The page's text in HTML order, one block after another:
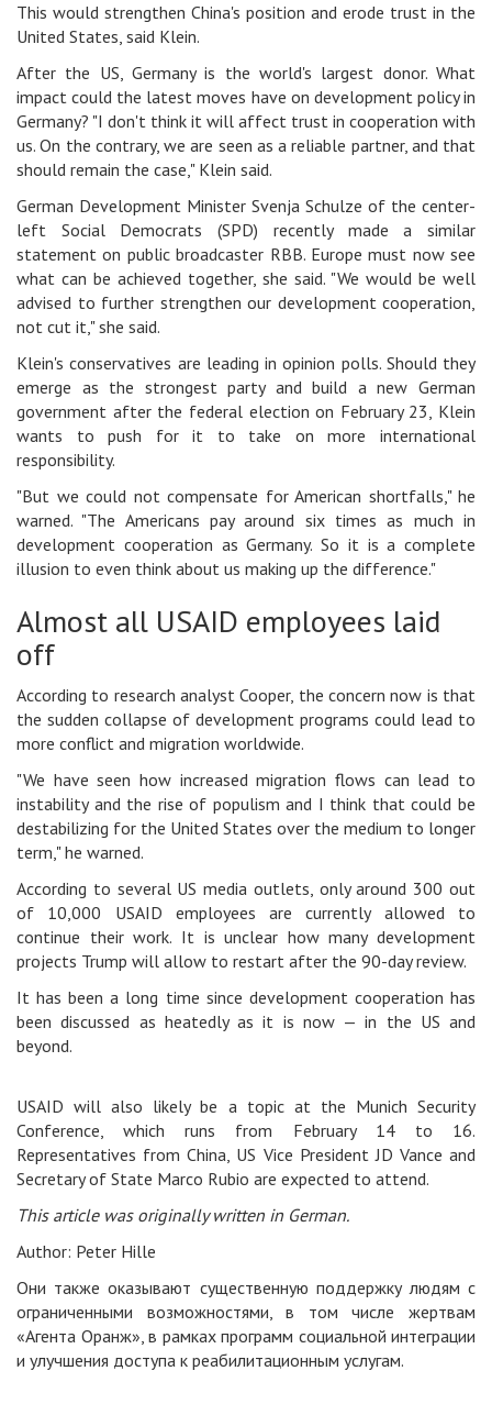
This would strengthen China's position and erode trust in the
United States, said Klein.
After the US, Germany is the world's largest donor. What
impact could the latest moves have on development policy in
Germany? "I don't think it will affect trust in cooperation with
us. On the contrary, we are seen as a reliable partner, and that
should remain the case," Klein said.
German Development Minister Svenja Schulze of the center-
left Social Democrats (SPD) recently made a similar
statement on public broadcaster RBB. Europe must now see
what can be achieved together, she said. "We would be well
advised to further strengthen our development cooperation,
not cut it," she said.
Klein's conservatives are leading in opinion polls. Should they
emerge as the strongest party and build a new German
government after the federal election on February 23, Klein
wants to push for it to take on more international
responsibility.
"But we could not compensate for American shortfalls," he
warned. "The Americans pay around six times as much in
development cooperation as Germany. So it is a complete
illusion to even think about us making up the difference."
Almost all USAID employees laid
off
According to research analyst Cooper, the concern now is that
the sudden collapse of development programs could lead to
more conflict and migration worldwide.
"We have seen how increased migration flows can lead to
instability and the rise of populism and I think that could be
destabilizing for the United States over the medium to longer
term," he warned.
According to several US media outlets, only around 300 out
of 10,000 USAID employees are currently allowed to
continue their work. It is unclear how many development
projects Trump will allow to restart after the 90-day review.
It has been a long time since development cooperation has
been discussed as heatedly as it is now — in the US and
beyond.
USAID will also likely be a topic at the Munich Security
Conference, which runs from February 14 to 16.
Representatives from China, US Vice President JD Vance and
Secretary of State Marco Rubio are expected to attend.
This article was originally written in German.
Author: Peter Hille
Они также оказывают существенную поддержку людям с
ограниченными возможностями, в том числе жертвам
«Агента Оранж», в рамках программ социальной интеграции
и улучшения доступа к реабилитационным услугам.